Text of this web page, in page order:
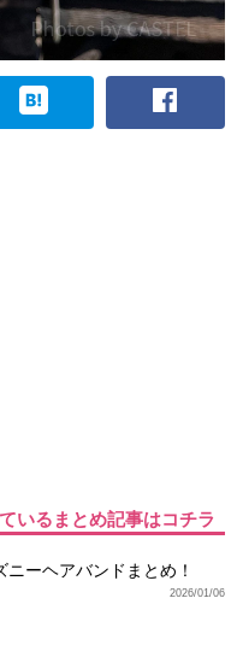
いるまとめ記事はコチラ
ニーヘアバンドまとめ！
2026/01/06